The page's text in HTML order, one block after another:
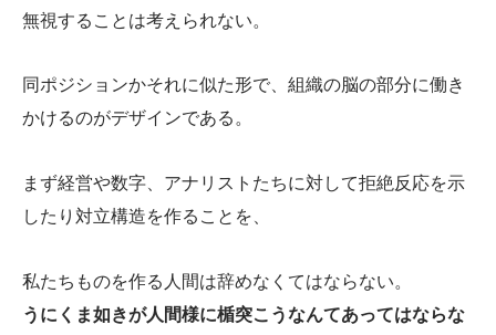
無視することは考えられない。
同ポジションかそれに似た形で、組織の脳の部分に働き
かけるのがデザインである。
まず経営や数字、アナリストたちに対して拒絶反応を示
したり対立構造を作ることを、
私たちものを作る人間は辞めなくてはならない。
うにくま如きが人間様に楯突こうなんてあってはならな